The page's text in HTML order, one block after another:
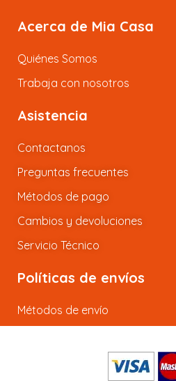
Acerca de Mia Casa
Quiénes Somos
Trabaja con nosotros
Asistencia
Contactanos
Preguntas frecuentes
Métodos de pago
Cambios y devoluciones
Servicio Técnico
Políticas de envíos
Métodos de envío